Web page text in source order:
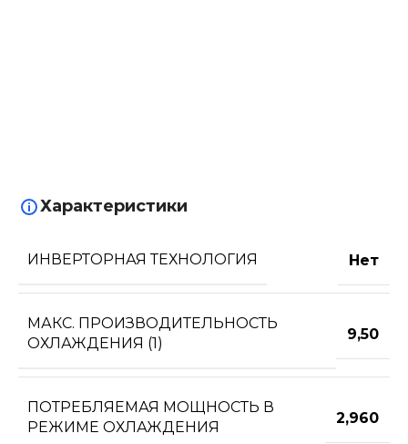
Характеристики
ИНВЕРТОРНАЯ ТЕХНОЛОГИЯ Нет
МАКС. ПРОИЗВОДИТЕЛЬНОСТЬ
ОХЛАЖДЕНИЯ (1)
9,50
ПОТРЕБЛЯЕМАЯ МОЩНОСТЬ В
РЕЖИМЕ ОХЛАЖДЕНИЯ
2,960